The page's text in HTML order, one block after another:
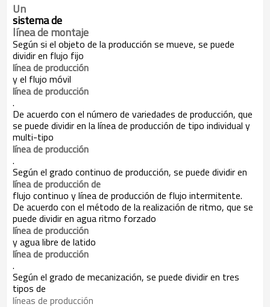
Un
sistema de
línea de montaje
Según si el objeto de la producción se mueve, se puede
dividir en flujo fijo
línea de producción
y el flujo móvil
línea de producción
.
De acuerdo con el número de variedades de producción, que
se puede dividir en la línea de producción de tipo individual y
multi-tipo
línea de producción
.
Según el grado continuo de producción, se puede dividir en
línea de producción de
flujo continuo y línea de producción de flujo intermitente.
De acuerdo con el método de la realización de ritmo, que se
puede dividir en agua ritmo forzado
línea de producción
y agua libre de latido
línea de producción
.
Según el grado de mecanización, se puede dividir en tres
tipos de
líneas de producción